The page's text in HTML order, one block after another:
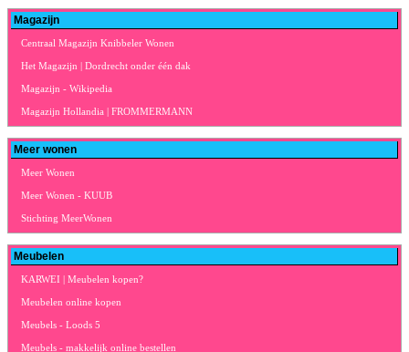
Magazijn
Centraal Magazijn Knibbeler Wonen
Het Magazijn | Dordrecht onder één dak
Magazijn - Wikipedia
Magazijn Hollandia | FROMMERMANN
Meer wonen
Meer Wonen
Meer Wonen - KUUB
Stichting MeerWonen
Meubelen
KARWEI | Meubelen kopen?
Meubelen online kopen
Meubels - Loods 5
Meubels - makkelijk online bestellen